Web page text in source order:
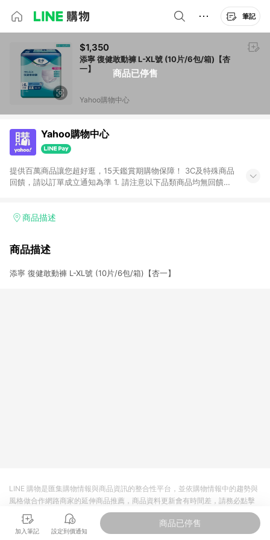
筆記
商品已停售
$1,350
添寧 復健敢動褲 L-XL號 (10片/6包/箱)【杏
一】
Yahoo購物中心
Yahoo購物中心
提供百萬商品讓您超好逛，15天鑑賞期購物保障！ 3C及特殊商品
回饋，請以訂單成立通知為準 1. 請注意以下品類商品均無回饋：
電玩/遊戲/相機/單眼/鏡頭/拍立得 [2024/6/1起適用] -內接硬
的購回饋活動享Yahoo超贈點回饋者 - 購物中心商店之商品：商
3. 訂單回饋金額將扣除運費/購物金/超贈點/福利金/紅利折抵/折
商品描述
商品描述
添寧 復健敢動褲 L-XL號 (10片/6包/箱)【杏一】
加入筆記 設定到價通知
商品已停售
LINE 購物是匯集購物情報與商品資訊的整合性平台，並依購物情報中的趨勢與
風格做合作網路商家的延伸商品推薦，商品資料更新會有時間差，請務必點擊
商品至各合作網路商家，確認現售價與購物條件，一切資訊以合作廠商網頁為
準。